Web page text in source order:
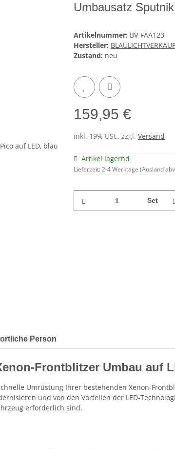
Umbausatz
Artikelnummer: BV-FAA123
Hersteller:
Zustand: neu
159,95 €
inkl. 19% USt., zzgl. Versand
Artikel lagernd
Lieferzeit:2-4 Werktage (Ausland
Set
Person
Frontblitzer Umbau auf
Umrüstung Ihrer bestehenden Xenon-
und von den Vorteilen der LED-
erforderlich sind.